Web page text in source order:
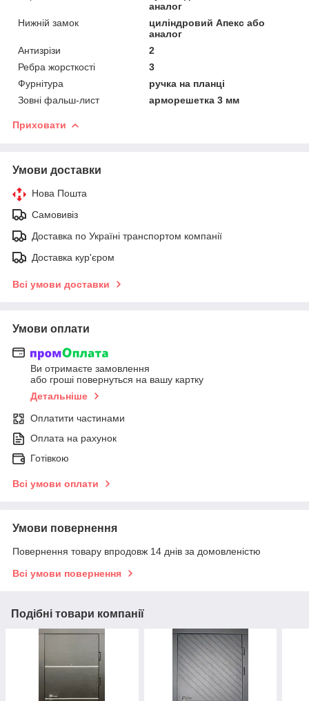
аналог
Нижній замок
циліндровий Апекс або
аналог
Антизрізи
2
Ребра жорсткості
3
Фурнітура
ручка на планці
Зовні фальш-лист
арморешетка 3 мм
Приховати
Умови доставки
Нова Пошта
Самовивіз
Доставка по Україні транспортом компанії
Доставка кур'єром
Всі умови доставки
Умови оплати
Ви отримаєте замовлення
або гроші повернуться на вашу картку
Детальніше
Оплатити частинами
Оплата на рахунок
Готівкою
Всі умови оплати
Умови повернення
Повернення товару впродовж 14 днів за домовленістю
Всі умови повернення
Подібні товари компанії